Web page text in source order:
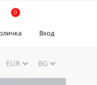
0
Вход
EUR BG